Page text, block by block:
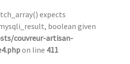
expects
boolean given
couvreur-artisan-
on line 411